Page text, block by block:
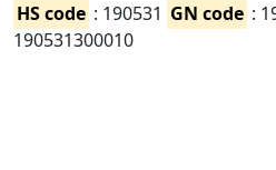
HS code : 190531 GN code :
190531300010